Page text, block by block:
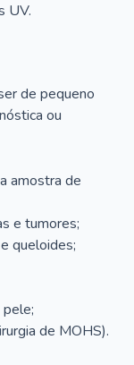
UV.
de pequeno
ou
amostra de
e tumores;
queloides;
de MOHS).